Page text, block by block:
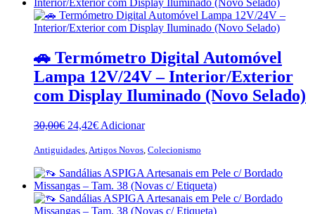
🚗 Termómetro Digital Automóvel
Lampa 12V/24V – Interior/Exterior
com Display Iluminado (Novo Selado)
30,00€ O
original
30,00€.
24,42€O
atual
24,42€.
Adicionar
Antiguidades,Artigos Novos, Colecionismo